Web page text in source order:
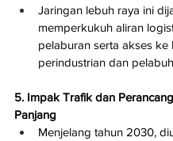
Jaringan lebuh raya ini
memperkukuh aliran
pelaburan serta akses ke
perindustrian dan
5. Impak Trafik dan
Panjang
Menjelang tahun 2030,